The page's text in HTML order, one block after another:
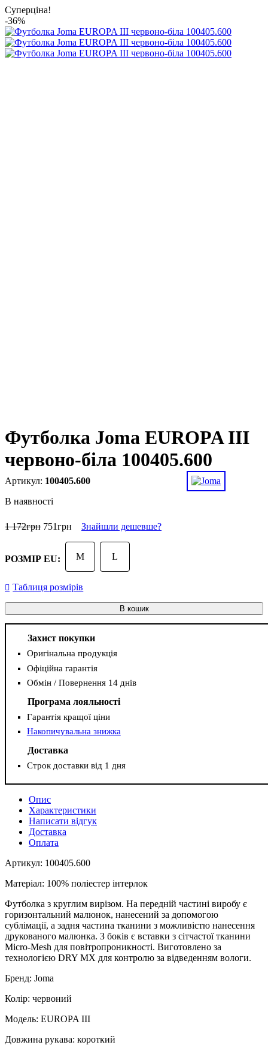
Суперціна!
-36%
Футболка Joma EUROPA III
червоно-біла 100405.600
100405.600
В наявності
1 172грн 751грн Знайшли дешевше?
РОЗМІР EU: M L
Таблиця розмірів
В кошик
Захист покупки
Оригінальна продукція
Офіційна гарантія
Обмін / Повернення 14 днів
Програма лояльності
Гарантія кращої ціни
Накопичувальна знижка
Доставка
Строк доставки від 1 дня
Опис
Характеристики
Написати відгук
Доставка
Оплата
Артикул: 100405.600
Матеріал: 100% поліестер інтерлок
Футболка з круглим вирізом. На передній частині виробу є
горизонтальний малюнок, нанесений за допомогою
сублімації, а задня частина тканини з можливістю нанесення
друкованого малюнка. З боків є вставки з сітчастої тканини
Micro-Mesh для повітропроникності. Виготовлено за
технологією DRY MX для контролю за відведенням вологи.
Бренд: Joma
Колір: червоний
Модель: EUROPA III
Довжина рукава: короткий